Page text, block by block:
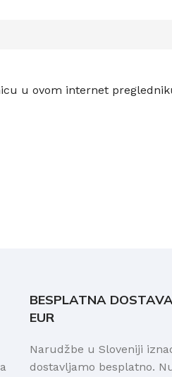
u ovom internet
BESPLATNA
EUR
Narudžbe u Sloveniji
dostavljamo besplatno.